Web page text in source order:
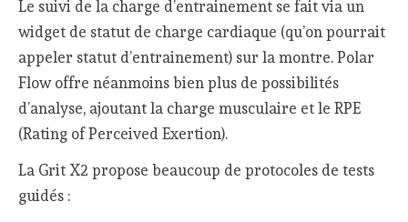
Le suivi de la charge d’entrainement se fait via un
widget de statut de charge cardiaque (qu’on pourrait
appeler statut d’entrainement) sur la montre. Polar
Flow offre néanmoins bien plus de possibilités
d’analyse, ajoutant la charge musculaire et le RPE
(Rating of Perceived Exertion).
La Grit X2 propose beaucoup de protocoles de tests
guidés :